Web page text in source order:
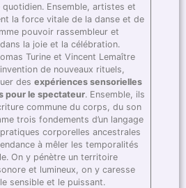
Ensemble, artistes et
la force vitale de la danse et de
pouvoir rassembleur et
la joie et la célébration.​
Turine et Vincent Lemaître
de nouveaux rituels,
des expériences sensorielles
pour le spectateur. Ensemble, ils
commune du corps, du son
trois fondements d’un langage
corporelles ancestrales
à mêler les temporalités
On y pénètre un territoire
et lumineux, on y caresse
le sensible et le puissant.